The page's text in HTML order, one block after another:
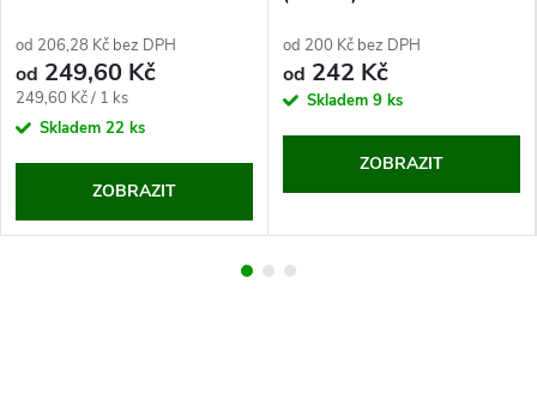
od 206,28 Kč bez DPH
od 249,60 Kč
Měrná
cena:
249,60 Kč / 1 ks
Skladem 22 ks
ZOBRAZIT
od 200 Kč bez DPH
od 242 Kč
Skladem 9 ks
ZOBRAZIT